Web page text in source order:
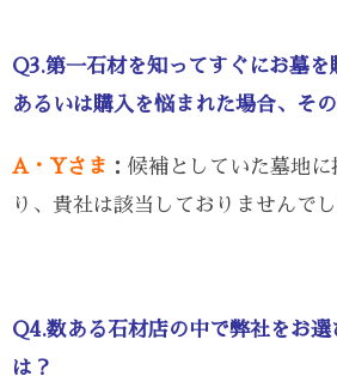
Q3.第一石材を知ってすぐにお墓を
あるいは購入を悩まれた場合、そ
A・Yさま ：候補としていた墓地
り、貴社は該当しておりませんでし
Q4.数ある石材店の中で弊社をお
は？